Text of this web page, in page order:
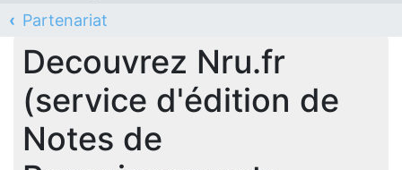
ERNMT Officiel
Le blog Ernmt officiel
Partenariat
Decouvrez Nru.fr (service d'édition de Notes de
Decouvrez Nru.fr
(service d'édition de
Notes de